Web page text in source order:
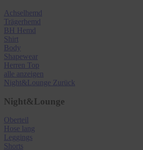
Achselhemd
Trägerhemd
BH Hemd
Shirt
Body
Shapewear
Herren Top
alle anzeigen
Night&Lounge Zurück
Night&Lounge
Oberteil
Hose lang
Leggings
Shorts